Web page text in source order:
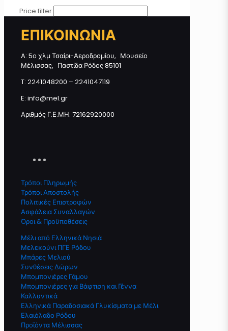
Price filter
ΕΠΙΚΟΙΝΩΝΙΑ
A: 5ο χλμ Τσαίρι-Αεροδρομίου, Μουσείο
Μέλισσας, Παστίδα Ρόδος 85101
T: 2241048200 – 2241047119
E: info@mel.gr
Αριθμός Γ.Ε.ΜΗ. 72162920000
Τρόποι Πληρωμής
Τρόποι Αποστολής
Πολιτικές Επιστροφών
Ασφάλεια Συναλλαγών
Όροι & Προϋποθέσεις
Μέλι από Ελληνικά Νησιά
Μελεκούνι ΠΓΕ Ρόδου
Μπάρες Μελιού
Συνθέσεις Δώρων
Μπομπονιέρες Γάμου
Μπομπονιέρες για Βάφτιση και Γέννα
Καλλυντικά
Ελληνικά Παραδοσιακά Γλυκίσματα με Μέλι
Ελαιόλαδο Ρόδου
Προϊόντα Μέλισσας